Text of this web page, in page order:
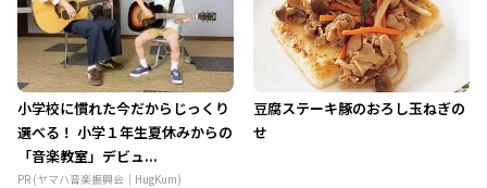
小学校に慣れた今だからじっくり
選べる！ 小学１年生夏休みからの
「音楽教室」デビュ...
PR (ヤマハ音楽振興会｜HugKum)
豆腐ステーキ豚のおろし玉ねぎの
せ